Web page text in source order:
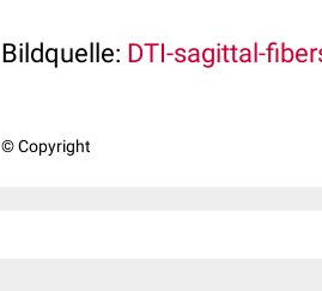
Bildquelle: DTI-sagittal-
© Copyright